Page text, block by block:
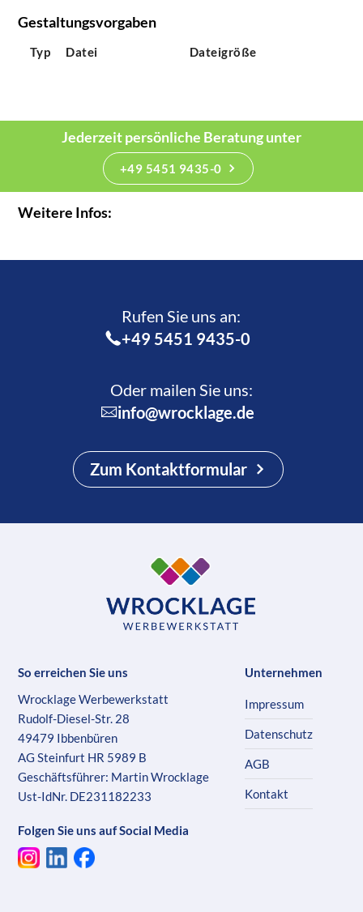
Gestaltungsvorgaben
Typ Datei Dateigröße
Jederzeit persönliche Beratung unter
+49 5451 9435-0
Weitere Infos:
Rufen Sie uns an:­
+49 5451 9435-0
Oder mailen Sie uns:
info@wrocklage.de
Zum Kontaktformular
So erreichen Sie uns
Wrocklage Werbewerkstatt
Rudolf-Diesel-Str. 28
49479 Ibbenbüren
AG Steinfurt HR 5989 B
Geschäftsführer: Martin Wrocklage
Ust-IdNr. DE231182233
Folgen Sie uns auf Social Media
Unternehmen
Impressum
Datenschutz
AGB
Kontakt